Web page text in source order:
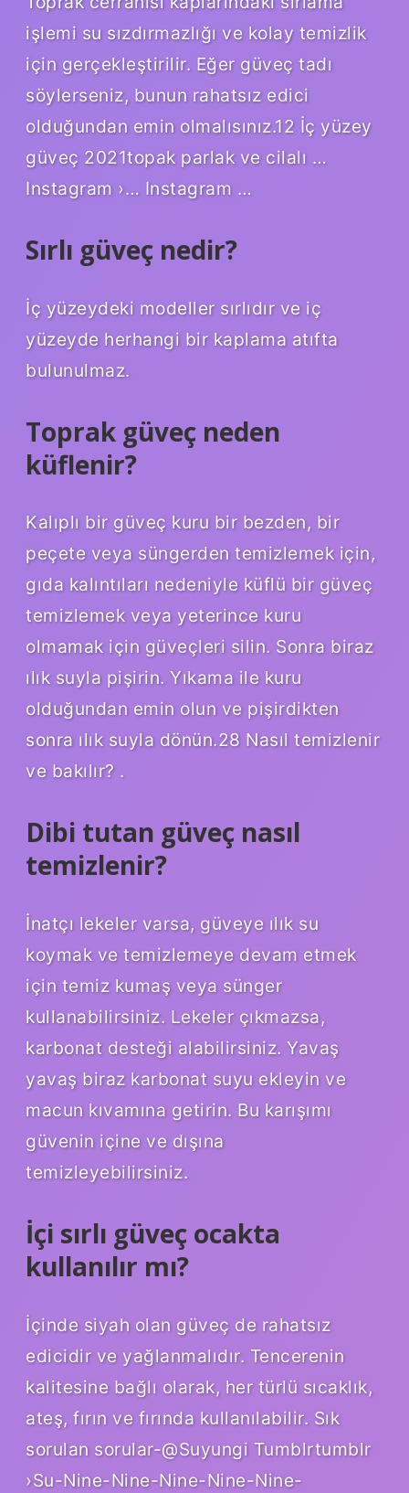
işlemi su sızdırmazlığı ve kolay temizlik
için gerçekleştirilir. Eğer güveç tadı
söylerseniz, bunun rahatsız edici
olduğundan emin olmalısınız.12 İç yüzey
güveç 2021topak parlak ve cilalı …
Instagram ›… Instagram …
Sırlı güveç nedir?
İç yüzeydeki modeller sırlıdır ve iç
yüzeyde herhangi bir kaplama atıfta
bulunulmaz.
Toprak güveç neden
küflenir?
Kalıplı bir güveç kuru bir bezden, bir
peçete veya süngerden temizlemek için,
gıda kalıntıları nedeniyle küflü bir güveç
temizlemek veya yeterince kuru
olmamak için güveçleri silin. Sonra biraz
ılık suyla pişirin. Yıkama ile kuru
olduğundan emin olun ve pişirdikten
sonra ılık suyla dönün.28 Nasıl temizlenir
ve bakılır? .
Dibi tutan güveç nasıl
temizlenir?
İnatçı lekeler varsa, güveye ılık su
koymak ve temizlemeye devam etmek
için temiz kumaş veya sünger
kullanabilirsiniz. Lekeler çıkmazsa,
karbonat desteği alabilirsiniz. Yavaş
yavaş biraz karbonat suyu ekleyin ve
macun kıvamına getirin. Bu karışımı
güvenin içine ve dışına
temizleyebilirsiniz.
İçi sırlı güveç ocakta
kullanılır mı?
İçinde siyah olan güveç de rahatsız
edicidir ve yağlanmalıdır. Tencerenin
kalitesine bağlı olarak, her türlü sıcaklık,
ateş, fırın ve fırında kullanılabilir. Sık
sorulan sorular-@Suyungi Tumblrtumblr
›Su-Nine-Nine-Nine-Nine-Nine-